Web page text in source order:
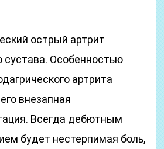
острый артрит
сустава. Особенностью
артрита
внезапная
Всегда дебютным
будет нестерпимая боль,